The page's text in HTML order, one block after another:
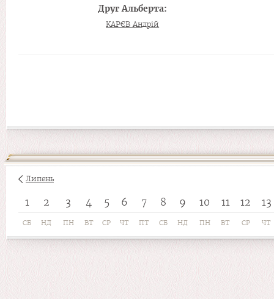
Друг Альберта:
КАРЄВ Андрій
Липень
1 2 3 4 5 6 7 8 9 10 11 12 13
СБ НД ПН ВТ СР ЧТ ПТ СБ НД ПН ВТ СР ЧТ